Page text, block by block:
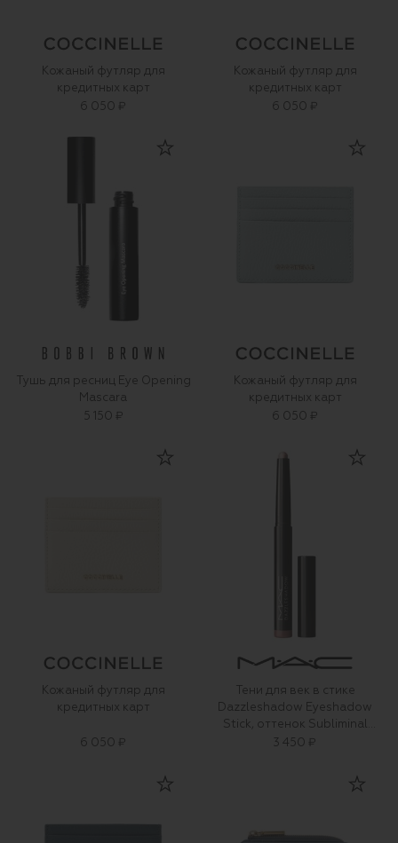
Кожаный футляр для
кредитных карт
6 050 ₽
Кожаный футляр для
кредитных карт
6 050 ₽
Тушь для ресниц Eye Opening
Mascara
5 150 ₽
Кожаный футляр для
кредитных карт
6 050 ₽
Кожаный футляр для
кредитных карт
6 050 ₽
Тени для век в стике
Dazzleshadow Eyeshadow
Stick, оттенок Subliminal
Spark (1,6g)
3 450 ₽